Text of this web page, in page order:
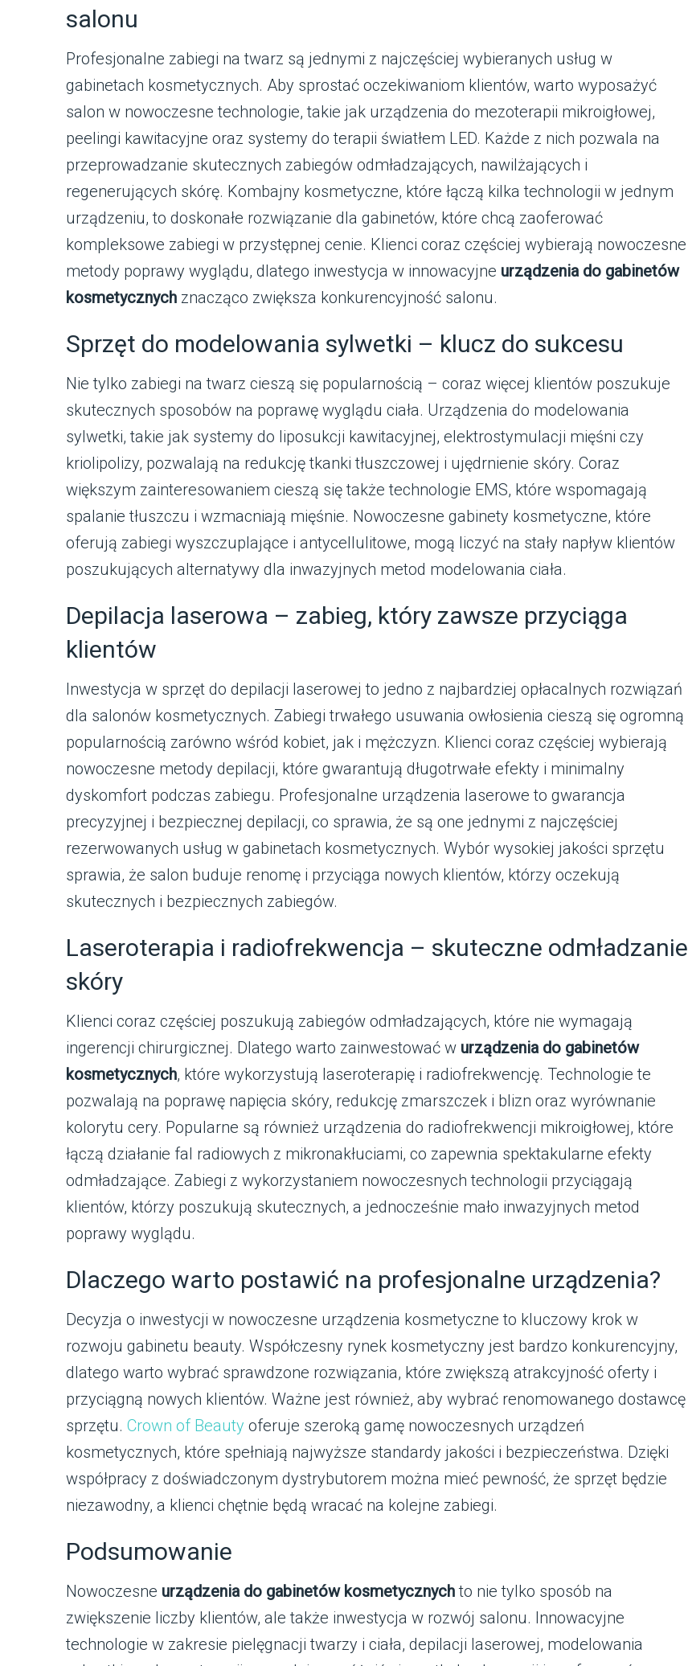
salonu
Profesjonalne zabiegi na twarz są jednymi z najczęściej wybieranych usług w
gabinetach kosmetycznych. Aby sprostać oczekiwaniom klientów, warto wyposażyć
salon w nowoczesne technologie, takie jak urządzenia do mezoterapii mikroigłowej,
peelingi kawitacyjne oraz systemy do terapii światłem LED. Każde z nich pozwala na
przeprowadzanie skutecznych zabiegów odmładzających, nawilżających i
regenerujących skórę. Kombajny kosmetyczne, które łączą kilka technologii w jednym
urządzeniu, to doskonałe rozwiązanie dla gabinetów, które chcą zaoferować
kompleksowe zabiegi w przystępnej cenie. Klienci coraz częściej wybierają nowoczesne
metody poprawy wyglądu, dlatego inwestycja w innowacyjne urządzenia do gabinetów
kosmetycznych znacząco zwiększa konkurencyjność salonu.
Sprzęt do modelowania sylwetki – klucz do sukcesu
Nie tylko zabiegi na twarz cieszą się popularnością – coraz więcej klientów poszukuje
skutecznych sposobów na poprawę wyglądu ciała. Urządzenia do modelowania
sylwetki, takie jak systemy do liposukcji kawitacyjnej, elektrostymulacji mięśni czy
kriolipolizy, pozwalają na redukcję tkanki tłuszczowej i ujędrnienie skóry. Coraz
większym zainteresowaniem cieszą się także technologie EMS, które wspomagają
spalanie tłuszczu i wzmacniają mięśnie. Nowoczesne gabinety kosmetyczne, które
oferują zabiegi wyszczuplające i antycellulitowe, mogą liczyć na stały napływ klientów
poszukujących alternatywy dla inwazyjnych metod modelowania ciała.
Depilacja laserowa – zabieg, który zawsze przyciąga
klientów
Inwestycja w sprzęt do depilacji laserowej to jedno z najbardziej opłacalnych rozwiązań
dla salonów kosmetycznych. Zabiegi trwałego usuwania owłosienia cieszą się ogromną
popularnością zarówno wśród kobiet, jak i mężczyzn. Klienci coraz częściej wybierają
nowoczesne metody depilacji, które gwarantują długotrwałe efekty i minimalny
dyskomfort podczas zabiegu. Profesjonalne urządzenia laserowe to gwarancja
precyzyjnej i bezpiecznej depilacji, co sprawia, że są one jednymi z najczęściej
rezerwowanych usług w gabinetach kosmetycznych. Wybór wysokiej jakości sprzętu
sprawia, że salon buduje renomę i przyciąga nowych klientów, którzy oczekują
skutecznych i bezpiecznych zabiegów.
Laseroterapia i radiofrekwencja – skuteczne odmładzanie
skóry
Klienci coraz częściej poszukują zabiegów odmładzających, które nie wymagają
ingerencji chirurgicznej. Dlatego warto zainwestować w urządzenia do gabinetów
kosmetycznych, które wykorzystują laseroterapię i radiofrekwencję. Technologie te
pozwalają na poprawę napięcia skóry, redukcję zmarszczek i blizn oraz wyrównanie
kolorytu cery. Popularne są również urządzenia do radiofrekwencji mikroigłowej, które
łączą działanie fal radiowych z mikronakłuciami, co zapewnia spektakularne efekty
odmładzające. Zabiegi z wykorzystaniem nowoczesnych technologii przyciągają
klientów, którzy poszukują skutecznych, a jednocześnie mało inwazyjnych metod
poprawy wyglądu.
Dlaczego warto postawić na profesjonalne urządzenia?
Decyzja o inwestycji w nowoczesne urządzenia kosmetyczne to kluczowy krok w
rozwoju gabinetu beauty. Współczesny rynek kosmetyczny jest bardzo konkurencyjny,
dlatego warto wybrać sprawdzone rozwiązania, które zwiększą atrakcyjność oferty i
przyciągną nowych klientów. Ważne jest również, aby wybrać renomowanego dostawcę
sprzętu. Crown of Beauty oferuje szeroką gamę nowoczesnych urządzeń
kosmetycznych, które spełniają najwyższe standardy jakości i bezpieczeństwa. Dzięki
współpracy z doświadczonym dystrybutorem można mieć pewność, że sprzęt będzie
niezawodny, a klienci chętnie będą wracać na kolejne zabiegi.
Podsumowanie
Nowoczesne urządzenia do gabinetów kosmetycznychto nie tylko sposób na
zwiększenie liczby klientów, ale także inwestycja w rozwój salonu. Innowacyjne
technologie w zakresie pielęgnacji twarzy i ciała, depilacji laserowej, modelowania